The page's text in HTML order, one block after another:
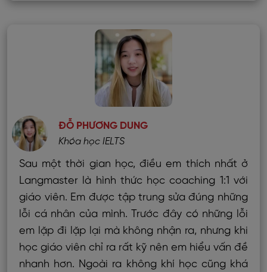
ĐỖ PHƯƠNG DUNG
Khóa học IELTS
Sau một thời gian học, điều em thích nhất ở
Langmaster là hình thức học coaching 1:1 với
giáo viên. Em được tập trung sửa đúng những
lỗi cá nhân của mình. Trước đây có những lỗi
em lặp đi lặp lại mà không nhận ra, nhưng khi
học giáo viên chỉ ra rất kỹ nên em hiểu vấn đề
nhanh hơn. Ngoài ra không khí học cũng khá